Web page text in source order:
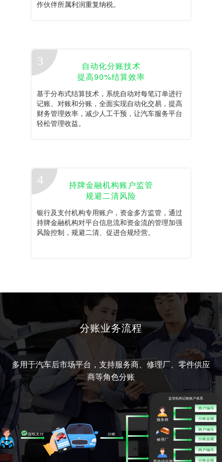
作伙伴所属利润重复纳税。
自动化分账技术
提高90%结算效率
基于分布式结算技术，系统自动对每笔订单进行
记账、对账和分账，全面实现自动化交易，提高
财务管理效率，减少人工干预，让汽车服务平台
轻松管理收益。
持牌金融机构账户监管
规避二清风险
银行及支付机构专用账户，资金多方监管，通过
持牌金融机构对平台信息流和资金流的管理加强
风险控制，规避二清、促进合规经营。
分账业务流程
多用于汽车后市场平台，支持服务商、修理厂、零件供应
商等角色分账